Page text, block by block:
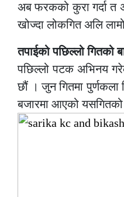
अब फरकको कुरा गर्दा त
खोज्दा लोकगित अलि
तपाईको पछिल्लो गितको
पछिल्लो पटक अभिनय
छौं । जुन गितमा
बजारमा आएको